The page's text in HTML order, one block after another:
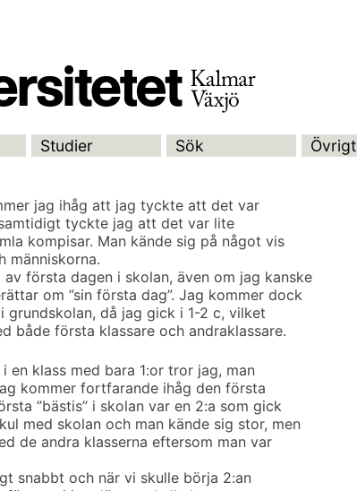
Studier Sök Övrigt
jag ihåg att jag tyckte att det var
tyckte jag att det var lite
kompisar. Man kände sig på något vis
människorna.
första dagen i skolan, även om jag kanske
om ”sin första dag”. Jag kommer dock
då jag gick i 1-2 c, vilket
både första klassare och andraklassare.
en klass med bara 1:or tror jag, man
kommer fortfarande ihåg den första
”bästis” i skolan var en 2:a som gick
med skolan och man kände sig stor, men
de andra klasserna eftersom man var
snabbt och när vi skulle börja 2:an